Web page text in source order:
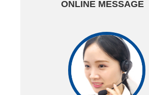
ONLINE MESSAGE